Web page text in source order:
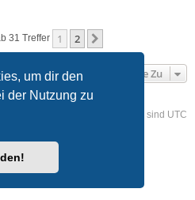
um dir den
der Nutzung zu
31 Treffer 1 2
Gehe Zu
Alle Zeiten sind UTC
Limited
v12mike